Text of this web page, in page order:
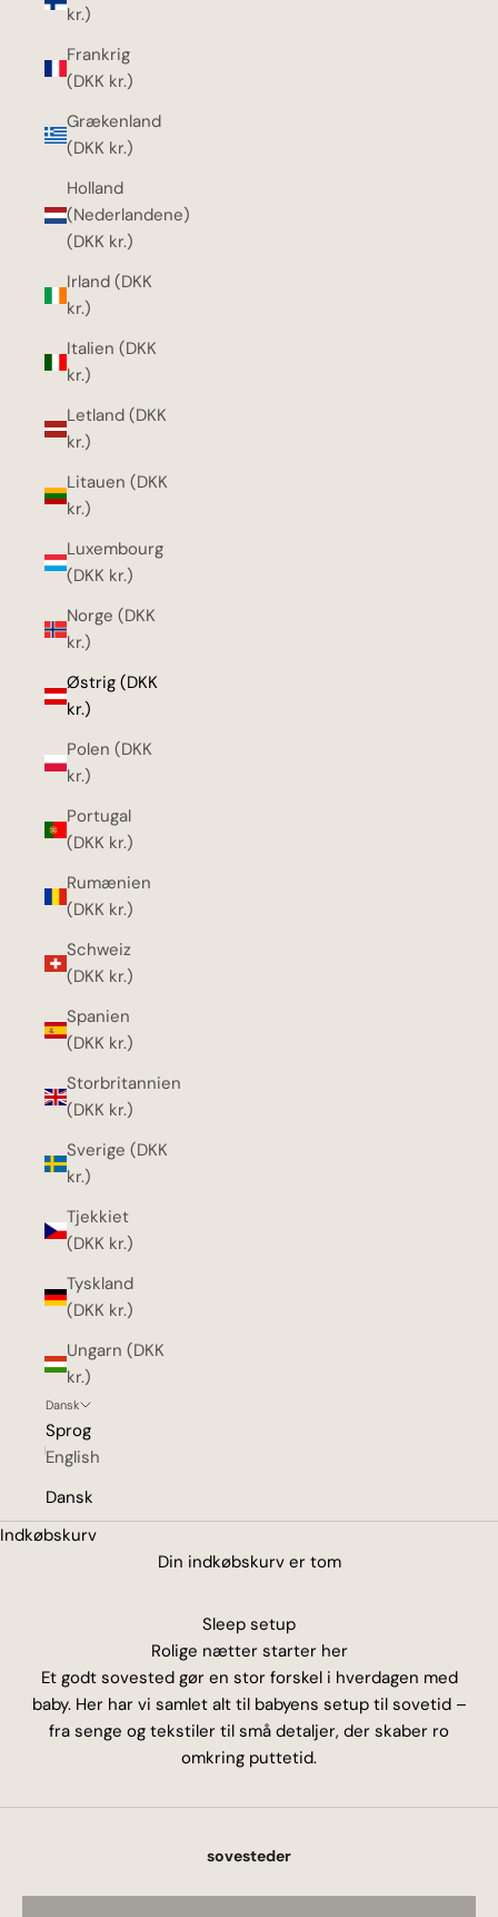
kr.)
Frankrig
(DKK kr.)
Grækenland
(DKK kr.)
Holland
(Nederlandene)
(DKK kr.)
Irland (DKK
kr.)
Italien (DKK
kr.)
Letland (DKK
kr.)
Litauen (DKK
kr.)
Luxembourg
(DKK kr.)
Norge (DKK
kr.)
Østrig (DKK
kr.)
Polen (DKK
kr.)
Portugal
(DKK kr.)
Rumænien
(DKK kr.)
Schweiz
(DKK kr.)
Spanien
(DKK kr.)
Storbritannien
(DKK kr.)
Sverige (DKK
kr.)
Tjekkiet
(DKK kr.)
Tyskland
(DKK kr.)
Ungarn (DKK
kr.)
Dansk
Sprog
English
Dansk
Indkøbskurv
Din indkøbskurv er tom
Sleep setup
Rolige nætter starter her
Et godt sovested gør en stor forskel i hverdagen med
baby. Her har vi samlet alt til babyens setup til sovetid –
fra senge og tekstiler til små detaljer, der skaber ro
omkring puttetid.
sovesteder